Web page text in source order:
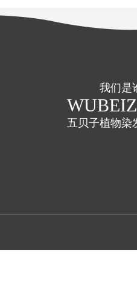
我们是
五贝子植物染